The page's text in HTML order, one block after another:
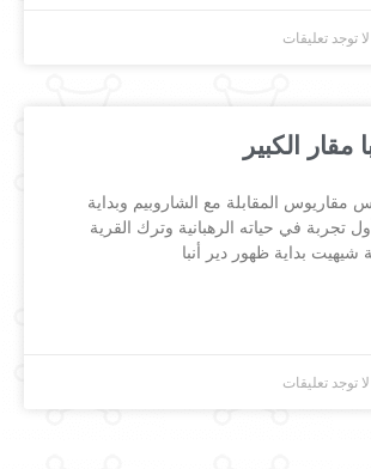
لا توجد تعليقات
مقار​ الكبير
مقاريوس المقابلة مع الشاروبيم وبداية
أول تجربة في حياته الرهبانية وترك القرية
شيهيت بداية ظهور دير أنبا
لا توجد تعليقات